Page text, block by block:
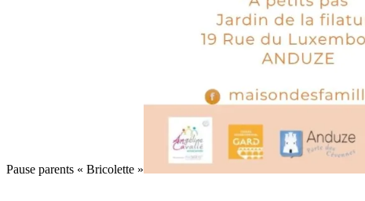
Pause parents « Bricolette »